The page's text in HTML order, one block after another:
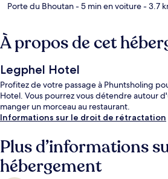
Porte du Bhoutan- 5 min en voiture- 3.7
À propos de cet
Legphel Hotel
Profitez de votre passage à Phuntsholing
Hotel. Vous pourrez vous détendre autour
manger un morceau au restaurant.
Informations sur le droit de rétractation
Plus d’informations
hébergement